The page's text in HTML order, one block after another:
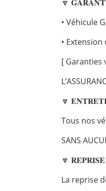
🔽
• Véhicule
•
[ Garanties
🔽
Tous nos
SANS
🔽 𝐑𝐄𝐏𝐑𝐈𝐒𝐄
La reprise